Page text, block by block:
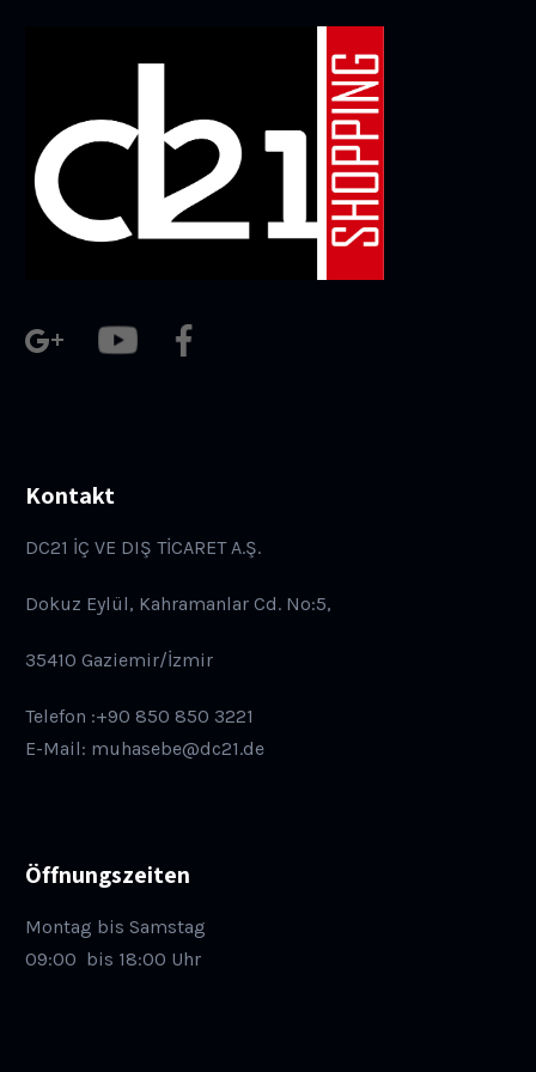
Kontakt
DC21 İÇ VE DIŞ TİCARET A.Ş.
Dokuz Eylül, Kahramanlar Cd. No:5,
35410 Gaziemir/İzmir
Telefon :+90 850 850 3221
E-Mail: muhasebe@dc21.de
Öffnungszeiten
Montag bis Samstag
09:00 bis 18:00 Uhr